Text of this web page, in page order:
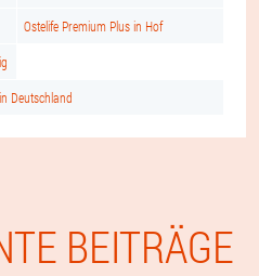
Ostelife Premium Plus in Hof
Deutschland
BEITRÄGE